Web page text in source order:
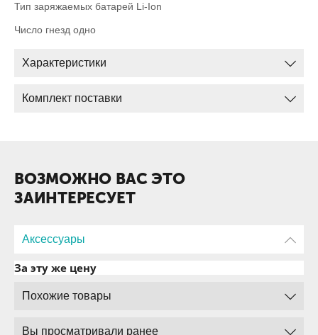
Тип заряжаемых батарей Li-Ion
Число гнезд одно
Характеристики
Комплект поставки
ВОЗМОЖНО ВАС ЭТО
ЗАИНТЕРЕСУЕТ
Аксессуары
За эту же цену
Похожие товары
Вы просматривали ранее